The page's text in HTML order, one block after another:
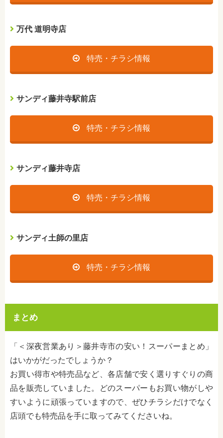
万代 道明寺店
特売・チラシ情報
サンディ藤井寺駅前店
特売・チラシ情報
サンディ藤井寺店
特売・チラシ情報
サンディ土師の里店
特売・チラシ情報
まとめ
「＜深夜営業あり＞藤井寺市の安い！スーパーまとめ」
はいかがだったでしょうか？
お買い得市や特売品など、各店舗で安く選りすぐりの商
品を販売していました。どのスーパーもお買い物がしや
すいように頑張っていますので、ぜひチラシだけでなく
店頭でも特売品を手に取ってみてくださいね。